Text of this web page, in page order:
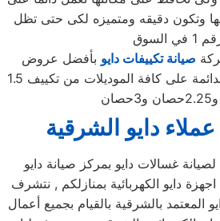
وتكون دقيقه ومتميزه لكى حتى تظل
صيانة تكييفات دايو بأفضل عروض
تكييف دايو والخصومات الدائمة على كافة الموديلات من تكييف 1.5
دايو الشرقية
غسالات دايو بمركز صيانة دايو
دايو الكهربائية بمنازلكم , نتشرف
المعتمد بالشرقية بالقيام بجميع أعمال